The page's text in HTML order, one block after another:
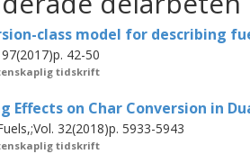
were found to be
semi-empirical 1D
formulated that: 1)
rate; and 2)
fuel conversion in
class model for describing
42-50
tidskrift
Effects on Char Conversion in
32(2018)p. 5933-5943
tidskrift